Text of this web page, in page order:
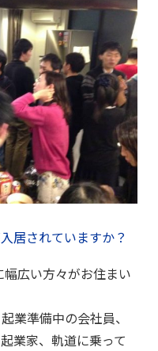
居されていますか？
幅広い方々がお住まい
業準備中の会社員、
業家、軌道に乗って